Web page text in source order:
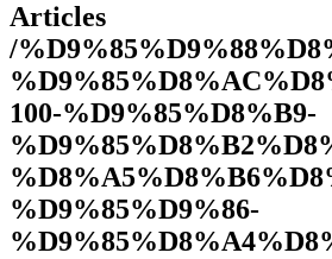
Articles
/
100-%D9%85%D8%B9-
%D9%85%D9%86-